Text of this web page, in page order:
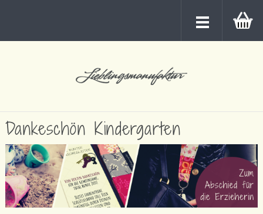
Dankeschön Kindergarten